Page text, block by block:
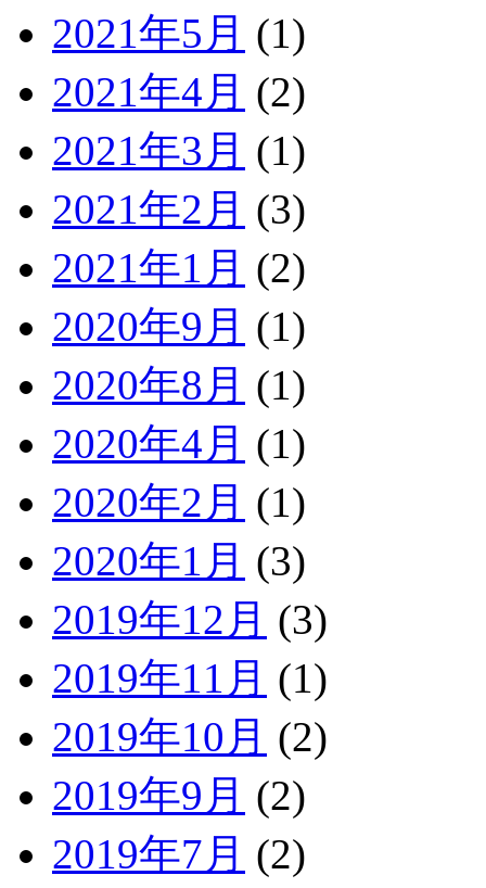
2021年5月 (1)
2021年4月 (2)
2021年3月 (1)
2021年2月 (3)
2021年1月 (2)
2020年9月 (1)
2020年8月 (1)
2020年4月 (1)
2020年2月 (1)
2020年1月 (3)
2019年12月 (3)
2019年11月 (1)
2019年10月 (2)
2019年9月 (2)
2019年7月 (2)